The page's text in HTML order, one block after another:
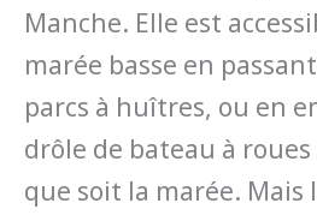
Manche. Elle est
marée basse en
parcs à huîtres, ou en
drôle de bateau à
que soit la marée. Mais